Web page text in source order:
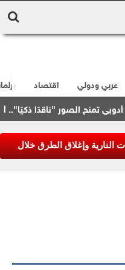
عربي ودولي اقتصاد
تمنح الصور "ناقدًا ذكيًا".. أداة
وإغلاق الطرق خلال